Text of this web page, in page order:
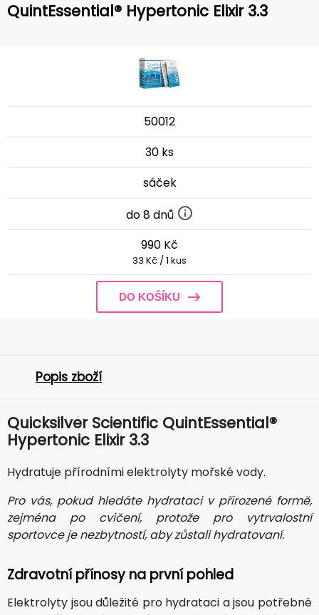
QuintEssential® Hypertonic Elixir 3.3
50012
30 ks
sáček
do 8 dnů
990 Kč
33 Kč / 1 kus
DO KOŠÍKU
Popis zboží
Quicksilver Scientific QuintEssential®
Hypertonic Elixir 3.3
Hydratuje přírodními elektrolyty mořské vody.
Pro vás, pokud hledáte hydrataci v přirozené formě,
zejména po cvičení, protože pro vytrvalostní
sportovce je nezbytností, aby zůstali hydratovaní.
Zdravotní přínosy na první pohled
Elektrolyty jsou důležité pro hydrataci a jsou potřebné